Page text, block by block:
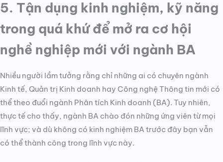
5. Tận dụng kinh nghiệm, kỹ năng
trong quá khứ để mở ra cơ hội
nghề nghiệp mới với ngành BA
Nhiều người lầm tưởng rằng chỉ những ai có chuyên ngành
Kinh tế, Quản trị Kinh doanh hay Công nghệ Thông tin mới có
thể theo đuổi ngành Phân tích Kinh doanh (BA). Tuy nhiên,
thực tế cho thấy, ngành BA chào đón những ứng viên từ mọi
lĩnh vực; và dù không có kinh nghiệm BA trước đây bạn vẫn
có thể thành công trong lĩnh vực này.